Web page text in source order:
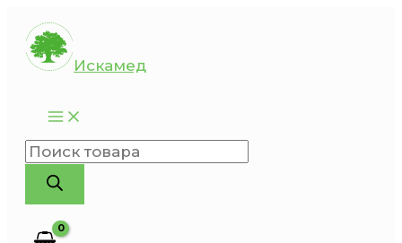
Перейти
содержимому
Искамед
Поиск
товаров